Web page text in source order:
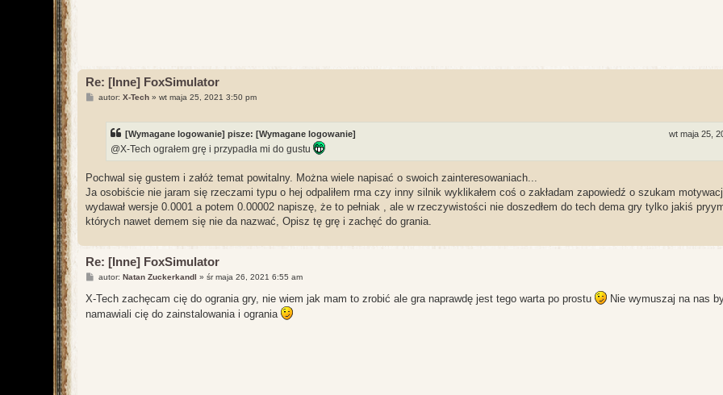
Re: [Inne] FoxSimulator
Pautor: X-Tech» wt maja 25, 2021 3:50 pm
[Wymagane logowanie] pisze: [Wymagane logowanie] wt maja 25,
@X-Tech ograłem grę i przypadła mi do gustu
Pochwal się gustem i załóż temat powitalny. Można wiele napisać o swoich zainteresowaniach...
Ja osobiście nie jaram się rzeczami typu o hej odpaliłem rma czy inny silnik wyklikałem coś o zakładam zapowiedź o szukam
wydawał wersje 0.0001 a potem 0.00002 napiszę, że to pełniak , ale w rzeczywistości nie doszedłem do tech dema gry tylko jakiś
których nawet demem się nie da nazwać, Opisz tę grę i zachęć do grania.
Re: [Inne] FoxSimulator
P
s
autor: Natan Zuckerkandl » śr maja 26, 2021 6:55 am
X-Tech zachęcam cię do ogrania gry, nie wiem jak mam to zrobić ale gra naprawdę jest tego warta po prostu
Nie wymuszaj na nas
namawiali cię do zainstalowania i ogrania